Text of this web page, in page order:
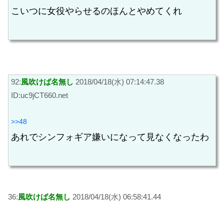
こいつに女役やらせるのほんとやめてくれ
92:風吹けば名無し 2018/04/18(水) 07:14:47.38
ID:uc9jCT660.net
>>48
あれでシンフォギア嫌いになって見なくなったわ
36:風吹けば名無し 2018/04/18(水) 06:58:41.44